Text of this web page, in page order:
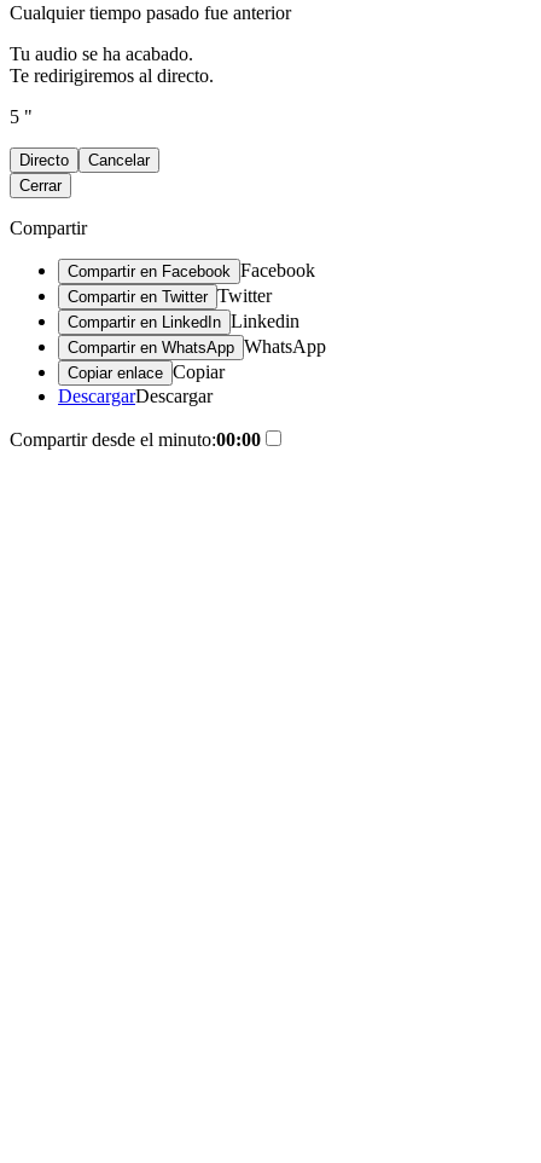
Cualquier tiempo pasado fue anterior
Tu audio se ha acabado.
Te redirigiremos al directo.
5 "
Directo
Cancelar
Cerrar
Compartir
Compartir en Facebook Facebook
Compartir en Twitter Twitter
Compartir en LinkedIn Linkedin
Compartir en WhatsApp WhatsApp
Copiar enlace Copiar
DescargarDescargar
Compartir desde el minuto:00:00